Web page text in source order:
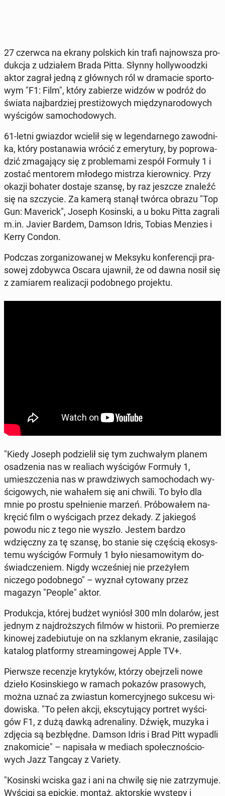
27 czerwca na ekrany pol­skich kin trafi naj­now­sza pro­
duk­cja z udzia­łem Brada Pitta. Słynny hol­ly­wo­odz­ki
aktor zagrał jedną z głów­nych ról w dra­ma­cie spor­to­
wym "F1: Film", który za­bie­rze widzów w podróż do
świata naj­bar­dziej pre­sti­żo­wych mię­dzy­na­ro­do­wych
wy­ści­gów sa­mo­cho­do­wych.
61-letni gwiaz­dor wcielił się w le­gen­dar­ne­go za­wod­ni­
ka, który po­sta­na­wia wrócić z eme­ry­tu­ry, by po­pro­wa­
dzić zma­ga­ją­cy się z pro­ble­ma­mi zespół Formuły 1 i
zostać men­to­rem młodego mistrza kie­row­ni­cy. Przy
okazji bohater dostaje szansę, by raz jeszcze znaleźć
się na szczy­cie. Za kamerą stanął twórca obrazu "Top
Gun: Ma­ve­rick", Joseph Ko­sin­ski, a u boku Pitta zagrali
m.in. Javier Bardem, Damson Idris, Tobias Menzies i
Kerry Condon.
Podczas zor­ga­ni­zo­wa­nej w Meksyku kon­fe­ren­cji pra­
so­wej zdo­byw­ca Oscara ujawnił, że od dawna nosił się
z za­mia­rem re­ali­za­cji po­dob­ne­go pro­jek­tu.
"Kiedy Joseph po­dzie­lił się tym zu­chwa­łym planem
osa­dze­nia nas w re­aliach wy­ści­gów Formuły 1,
umiesz­cze­nia nas w praw­dzi­wych sa­mo­cho­dach wy­
ści­go­wych, nie wahałem się ani chwili. To było dla
mnie po prostu speł­nie­nie marzeń. Pró­bo­wa­łem na­
krę­cić film o wy­ści­gach przez dekady. Z ja­kie­goś
powodu nic z tego nie wyszło. Jestem bardzo
wdzięcz­ny za tę szansę, bo stanie się częścią eko­sys­
te­mu wy­ści­gów Formuły 1 było nie­sa­mo­wi­tym do­
świad­cze­niem. Nigdy wcze­śniej nie prze­ży­łem
niczego po­dob­ne­go" – wyznał cy­to­wa­ny przez
magazyn "People" aktor.
Pro­duk­cja, której budżet wyniósł 300 mln dolarów, jest
jednym z naj­droż­szych filmów w hi­sto­rii. Po pre­mie­rze
kinowej za­de­biu­tu­je on na szkla­nym ekranie, za­si­la­jąc
katalog plat­for­my stre­amin­go­wej Apple TV+.
Pierw­sze re­cen­zje kry­ty­ków, którzy obej­rze­li nowe
dzieło Ko­sin­skie­go w ramach pokazów pra­so­wych,
można uznać za zwia­stun ko­mer­cyj­ne­go sukcesu wi­
do­wi­ska. "To pełen akcji, eks­cy­tu­ją­cy portret wy­ści­
gów F1, z dużą dawką ad­re­na­li­ny. Dźwięk, muzyka i
zdjęcia są bez­błęd­ne. Damson Idris i Brad Pitt wypadli
zna­ko­mi­cie" – na­pi­sa­ła w mediach spo­łecz­no­ścio­
wych Jazz Tangcay z Variety.
"Ko­sin­ski wciska gaz i ani na chwilę się nie za­trzy­mu­je.
Wyścigi są epickie, montaż, ak­tor­skie występy i